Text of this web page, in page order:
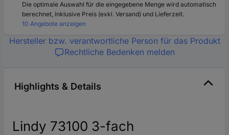
Die optimale Auswahl für die eingegebene Menge wird automatisch
berechnet, inklusive Preis (exkl. Versand) und Lieferzeit.
10 Angebote anzeigen
Hersteller bzw. verantwortliche Person für das Produkt
Rechtliche Bedenken melden
Highlights & Details
Lindy 73100 3-fach